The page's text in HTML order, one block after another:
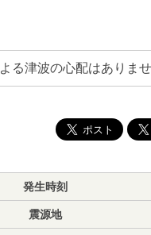
る津波の心配はありませ
発生時刻
震源地